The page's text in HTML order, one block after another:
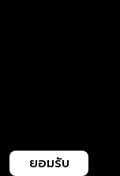
ยอมรับ